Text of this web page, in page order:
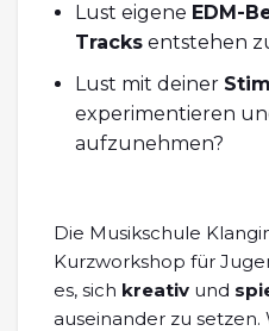
Lust eigene EDM-
Tracks entstehen
Lust mit deiner
experimentieren
aufzunehmen?
Die Musikschule
Kurzworkshop für
es, sich kreativ und
auseinander zu